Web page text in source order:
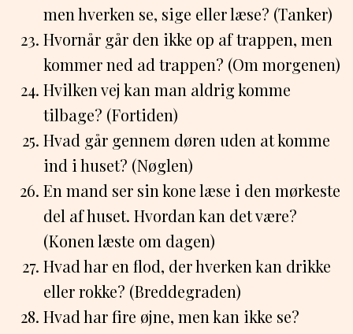
men hverken se, sige eller læse? (Tanker)
Hvornår går den ikke op af trappen, men
kommer ned ad trappen? (Om morgenen)
Hvilken vej kan man aldrig komme
tilbage? (Fortiden)
Hvad går gennem døren uden at komme
ind i huset? (Nøglen)
En mand ser sin kone læse i den mørkeste
del af huset. Hvordan kan det være?
(Konen læste om dagen)
Hvad har en flod, der hverken kan drikke
eller rokke? (Breddegraden)
Hvad har fire øjne, men kan ikke se?